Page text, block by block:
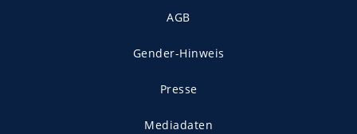
AGB
Gender-Hinweis
Presse
Mediadaten